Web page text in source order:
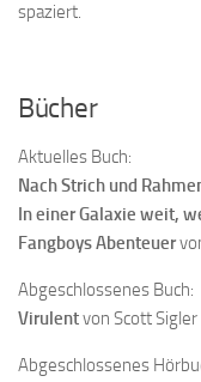
spaziert.
Bücher
Aktuelles Buch:
Nach Strich und
In einer Galaxie weit,
Fangboys Abenteuer
Abgeschlossenes Buch:
Virulentvon Scott Sigler
Abgeschlossenes